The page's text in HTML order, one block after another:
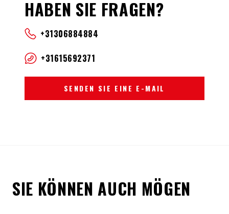
HABEN SIE FRAGEN?
+31306884884
+31615692371
SENDEN SIE EINE E-MAIL
SIE KÖNNEN AUCH MÖGEN